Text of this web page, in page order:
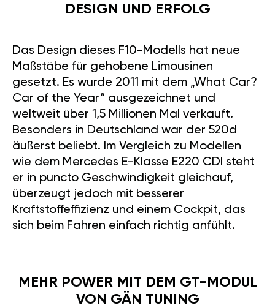
DESIGN UND ERFOLG
Das Design dieses F10-Modells hat neue
Maßstäbe für gehobene Limousinen
gesetzt. Es wurde 2011 mit dem „What Car?
Car of the Year“ ausgezeichnet und
weltweit über 1,5 Millionen Mal verkauft.
Besonders in Deutschland war der 520d
äußerst beliebt. Im Vergleich zu Modellen
wie dem Mercedes E-Klasse E220 CDI steht
er in puncto Geschwindigkeit gleichauf,
überzeugt jedoch mit besserer
Kraftstoffeffizienz und einem Cockpit, das
sich beim Fahren einfach richtig anfühlt.
MEHR POWER MIT DEM GT-MODUL
VON GÄN TUNING